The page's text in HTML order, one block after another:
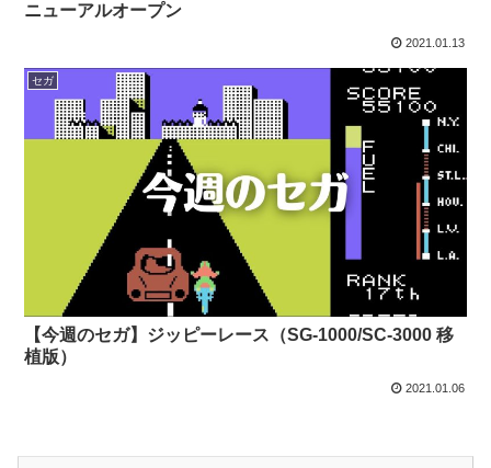
ニューアルオープン
2021.01.13
セガ
【今週のセガ】ジッピーレース（SG-1000/SC-3000 移
植版）
2021.01.06